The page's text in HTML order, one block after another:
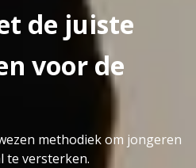
de juiste
voor de
methodiek om jongeren
te versterken.